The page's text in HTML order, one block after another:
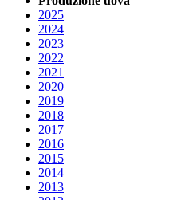
2025
2024
2023
2022
2021
2020
2019
2018
2017
2016
2015
2014
2013